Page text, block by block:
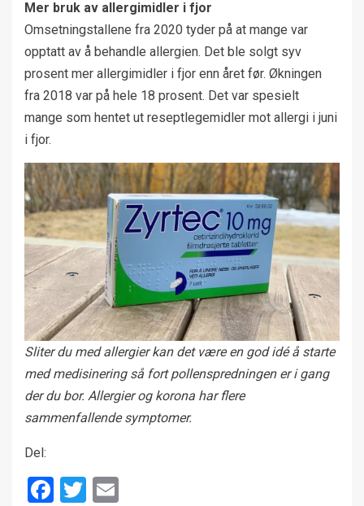
Mer bruk av allergimidler i fjor
Omsetningstallene fra 2020 tyder på at mange var
opptatt av å behandle allergien. Det ble solgt syv
prosent mer allergimidler i fjor enn året før. Økningen
fra 2018 var på hele 18 prosent. Det var spesielt
mange som hentet ut reseptlegemidler mot allergi i juni
i fjor.
Sliter du med allergier kan det være en god idé å starte
med medisinering så fort pollenspredningen er i gang
der du bor. Allergier og korona har flere
sammenfallende symptomer.
Del:
Facebook
Twitter